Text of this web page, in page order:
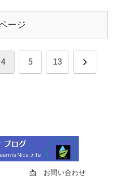
ージ
4 5 13 次
📩 お問い合わせ